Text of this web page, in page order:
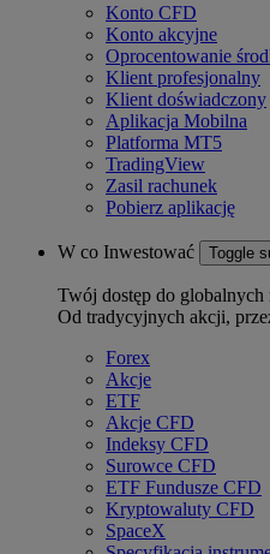
Konto CFD
Konto akcyjne
Oprocentowanie
Klient profesjonalny
Klient doświadczony
Aplikacja Mobilna
Platforma MT5
TradingView
Zasil rachunek
Pobierz aplikację
W co Inwestować Toggle
Twój dostęp do globalnych
Od tradycyjnych akcji,
Forex
Akcje
ETF
Akcje CFD
Indeksy CFD
Surowce CFD
ETF Fundusze CFD
Kryptowaluty CFD
SpaceX